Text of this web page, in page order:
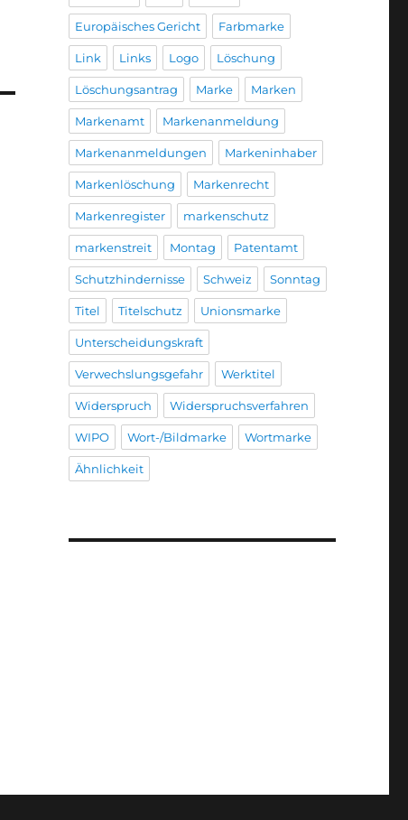
Europäisches Gericht Farbmarke
Link Links Logo Löschung
Löschungsantrag Marke Marken
Markenamt Markenanmeldung
Markenanmeldungen Markeninhaber
Markenlöschung Markenrecht
Markenregister markenschutz
markenstreit Montag Patentamt
Schutzhindernisse Schweiz Sonntag
Titel Titelschutz Unionsmarke
Unterscheidungskraft
Verwechslungsgefahr Werktitel
Widerspruch Widerspruchsverfahren
WIPO Wort-/Bildmarke Wortmarke
Ähnlichkeit